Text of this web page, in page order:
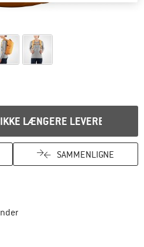
LÆNGERE LEVERES
SAMMENLIGNE
certificeret - oplysningerne får du